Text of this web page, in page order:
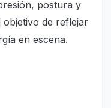
postura y
de reflejar
en escena.